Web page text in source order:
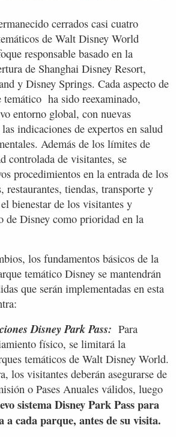
cerrados casi cuatro
de Walt Disney World
responsable basado en la
de Shanghai Disney Resort,
y Disney Springs. Cada aspecto de
temático ha sido reexaminado,
entorno global, con nuevas
indicaciones de expertos en salud
Además de los límites de
controlada de visitantes, se
procedimientos en la entrada de los
restaurantes, tiendas, transporte y
bienestar de los visitantes y
de Disney como prioridad en la
los fundamentos básicos de la
temático Disney se mantendrán
que serán implementadas en esta
Disney Park Pass: Para
físico, se limitará la
temáticos de Walt Disney World.
los visitantes deberán asegurarse de
o Pases Anuales válidos, luego
sistema Disney Park Pass para
a cada parque, antes de su visita.